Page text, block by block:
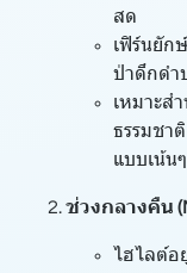
สด
เฟิร์นยัก
ป่าดึกดำ
เหมาะส
ธรรมชา
แบบเน้นๆ
ช่วงกลางคืน
ไฮไลต์อ